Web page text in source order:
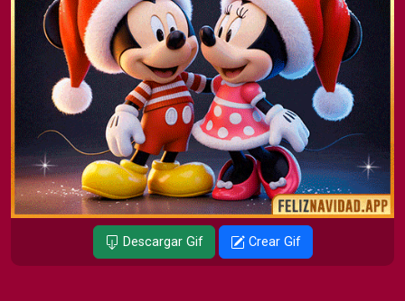
Descargar Gif Crear Gif